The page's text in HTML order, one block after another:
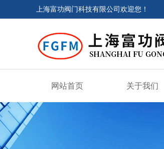
上海富功阀门科技有限公司欢迎您！
网站首页 关于我们